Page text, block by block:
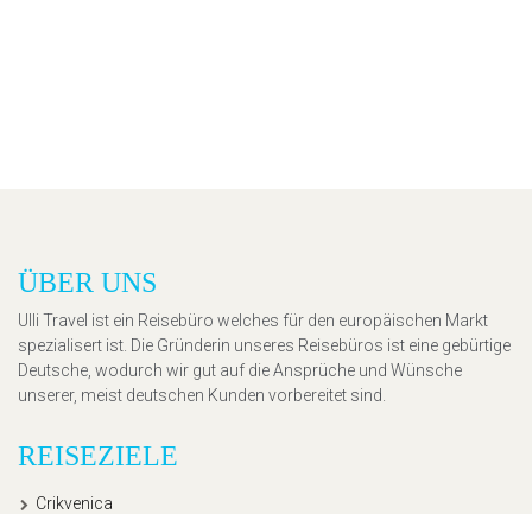
ÜBER UNS
Ulli Travel ist ein Reisebüro welches für den europäischen Markt
spezialisert ist. Die Gründerin unseres Reisebüros ist eine gebürtige
Deutsche, wodurch wir gut auf die Ansprüche und Wünsche
unserer, meist deutschen Kunden vorbereitet sind.
REISEZIELE
Crikvenica